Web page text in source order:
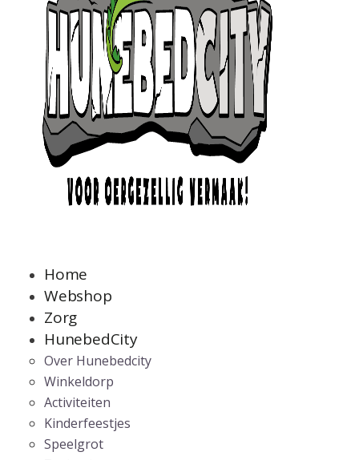
Home
Webshop
Zorg
HunebedCity
Over Hunebedcity
Winkeldorp
Activiteiten
Kinderfeestjes
Speelgrot